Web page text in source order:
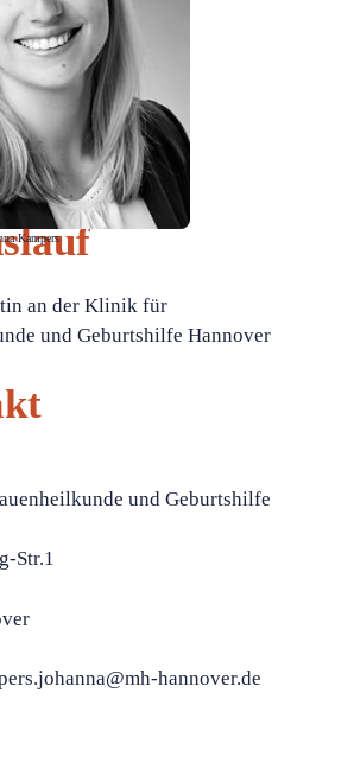
Kampers
an der Klinik für
und Geburtshilfe Hannover
und Geburtshilfe
Str.1
hannover.de